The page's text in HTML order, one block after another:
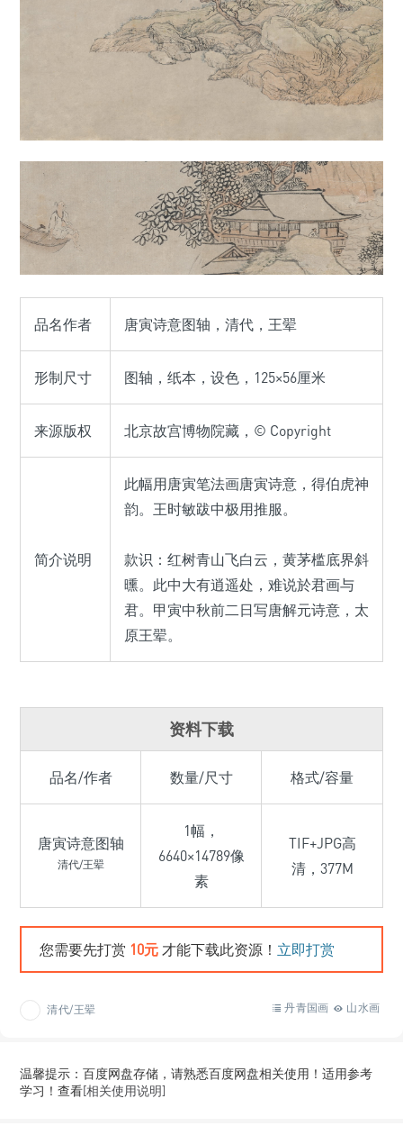
品名作者 唐寅诗意图轴，清代，王翚
形制尺寸 图轴，纸本，设色，125×56厘米
来源版权 北京故宫博物院藏，© Copyright
简介说明
此幅用唐寅笔法画唐寅诗意，得伯虎神
韵。王时敏跋中极用推服。
款识：红树青山飞白云，黄茅槛底界斜
曛。此中大有逍遥处，难说於君画与
君。甲寅中秋前二日写唐解元诗意，太
原王翚。
资料下载
品名/作者 数量/尺寸 格式/容量
唐寅诗意图轴
清代/王翚
1幅，
6640×14789像
素
TIF+JPG高
清，377M
您需要先打赏 10元 才能下载此资源！ 立即打赏
清代/王翚 山水画
丹青国画
温馨提示：百度网盘存储，请熟悉百度网盘相关使用！适用参考
学习！查看[相关使用说明]